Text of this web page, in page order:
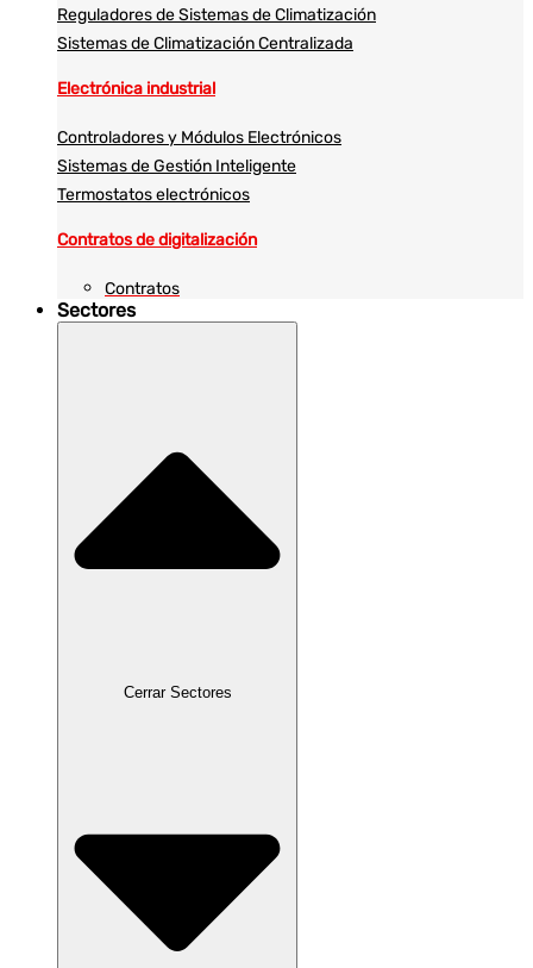
Reguladores de Sistemas de Climatización
Sistemas de Climatización Centralizada
Electrónica industrial
Controladores y Módulos Electrónicos
Sistemas de Gestión Inteligente
Termostatos electrónicos
Contratos de digitalización
Contratos
Sectores
Cerrar Sectores